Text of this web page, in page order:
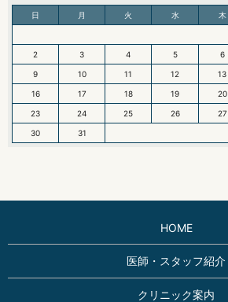
日 月 火 水 木
2 3 4 5 6
9 10 11 12 13
16 17 18 19 20
23 24 25 26 27
30 31
HOME
医師・スタッフ紹介
クリニック案内